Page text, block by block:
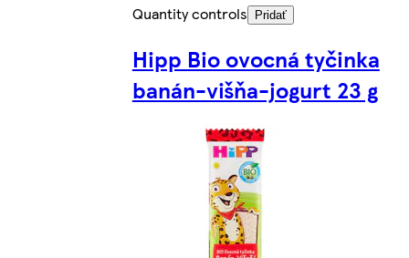
Quantity controls
Pridať
Hipp Bio ovocná tyčinka
banán-višňa-jogurt 23 g